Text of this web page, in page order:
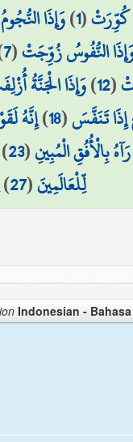
كُوِّرَتْ(
1
)وَإِذَا
النُّفُوسُ زُوِّجَتْ(
7
(
12
)وَإِذَا الْجَنَّةُ
تَنَفَّسَ(
18
)إِنَّهُ
بِالْأُفُقِ الْمُبِينِ(
23
لِّلْعَالَمِينَ(
27
)
Indonesian -